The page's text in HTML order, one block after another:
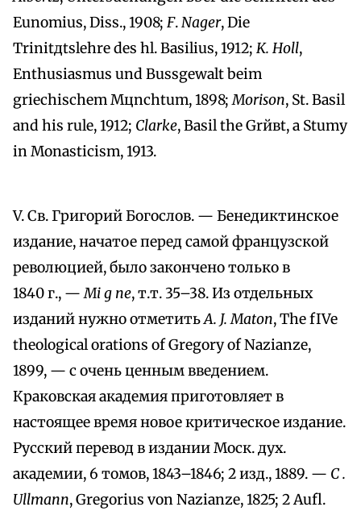
Eunomius, Diss., 1908; F.Nager, Die
Trinitдtslehre des hl. Basilius, 1912; K. Holl,
Enthusiasmus und Bussgewalt beim
griechischem Mцnchtum, 1898;Morison, St. Basil
and his rule, 1912; Clarke, Basil the Grйвt, a Stumy
in Monasticism, 1913.
V. Св. Григорий Богослов. — Бенедиктинское
издание, начатое перед самой французской
революцией, было закончено только в
1840 г., —Міg пе, т.т. 35–38. Из отдельных
изданий нужно отметитьA. J. Maton, The fIVe
theological orations of Gregory of Nazianze,
1899, — с очень ценным введением.
Краковская академия приготовляет в
настоящее время новое критическое издание.
Русский перевод в издании Моск. дух.
академии, 6 томов, 1843–1846; 2 изд., 1889. — C.
Ullmann, Gregorius von Nazianze, 1825; 2 Aufl.